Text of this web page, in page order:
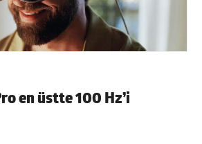
en üstte 100 Hz’i